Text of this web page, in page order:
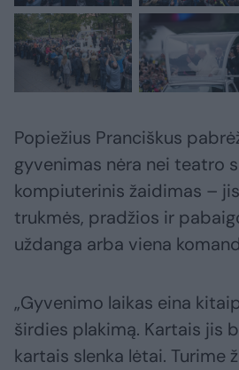
Popiežius Pranciškus
gyvenimas nėra nei teatro
kompiuterinis žaidimas –
trukmės, pradžios ir
uždanga arba viena
„Gyvenimo laikas eina
širdies plakimą. Kartais jis
kartais slenka lėtai. Turime